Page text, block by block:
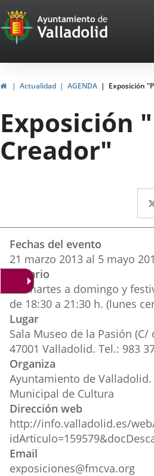
Portal
Web
del
Ayuntamiento
de
Valladolid
HomeActualidad AGENDA Exposición
Exposición
Creador"
del
evento
Fechas del evento
21 marzo 2013 al 5 mayo
Horario
De martes a domingo y
de 18:30 a 21:30 h. (lunes
Lugar
Sala Museo de la Pasión (C/
47001 Valladolid. Tel.: 983
Organiza
Ayuntamiento de
Municipal de Cultura
Dirección web
http://info.valladolid.es/
Email
exposiciones@fmcva.org